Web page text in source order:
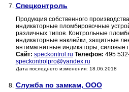
7. Спецконтроль
Продукция собственного
индикаторные пломбировочные
различных типов. Контрольные
индикаторные наклейки, защитные
антимагнитные индикаторы, силовые
Сайт: speckontrol.ru Телефон: 495
speckontrolpro@yandex.ru
Дата последнего изменения: 18.06.2018
8. Служба по замкам, ООО